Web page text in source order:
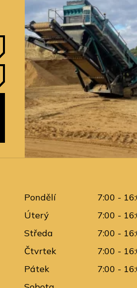
Pondělí
7:00 -
Úterý
7:00 -
Středa
7:00 -
Čtvrtek
7:00 -
Pátek
7:00 -